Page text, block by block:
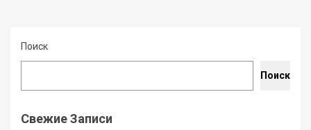
Поиск
Поиск
Свежие Записи